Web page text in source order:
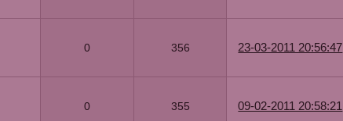
0 356 23-03-2011 20:56:47
0 355 09-02-2011 20:58:21